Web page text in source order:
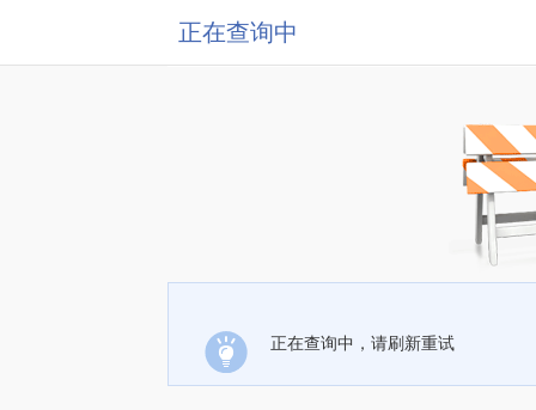
正在查询中
正在查询中，请刷新重试